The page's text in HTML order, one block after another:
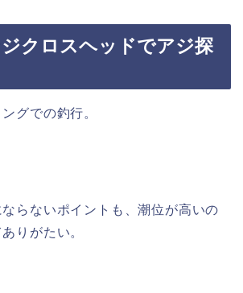
クロスヘッドでアジ探
グでの釣行。
らないポイントも、潮位が高いの
りがたい。